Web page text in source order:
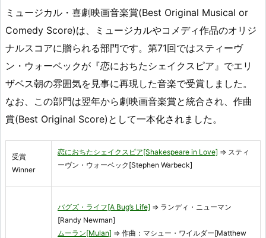
ミュージカル・喜劇映画音楽賞(Best Original Musical or
Comedy Score)は、ミュージカルやコメディ作品のオリジ
ナルスコアに贈られる部門です。第71回ではスティーヴ
ン・ウォーベックが『恋におちたシェイクスピア』でエリ
ザベス朝の雰囲気を見事に再現した音楽で受賞しました。
なお、この部門は翌年から劇映画音楽賞と統合され、作曲
賞(Best Original Score)として一本化されました。
受賞
Winner
恋におちたシェイクスピア[Shakespeare in Love] ⇒ スティ
ーヴン・ウォーベック[Stephen Warbeck]
バグズ・ライフ[A Bug’s Life] ⇒ ランディ・ニューマン
[Randy Newman]
ムーラン[Mulan] ⇒ 作曲：マシュー・ワイルダー[Matthew